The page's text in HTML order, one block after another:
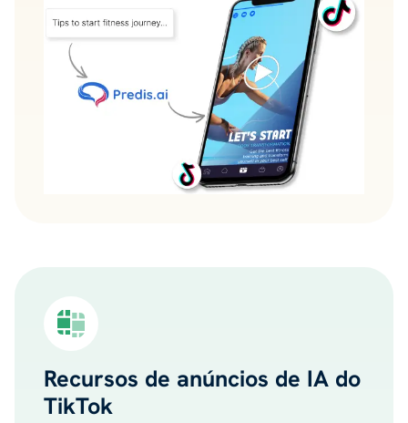
Recursos de anúncios de IA do
TikTok